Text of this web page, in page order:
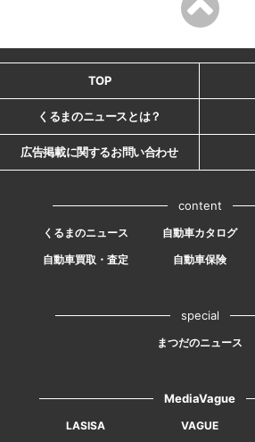
TOP
くるまのニュースとは？
広告掲載に関するお問い合わせ
content
くるまのニュース 自動車カタログ
自動車買取・査定
自動車保険
special
まつだのニュース
MediaVague
LASISA VAGUE